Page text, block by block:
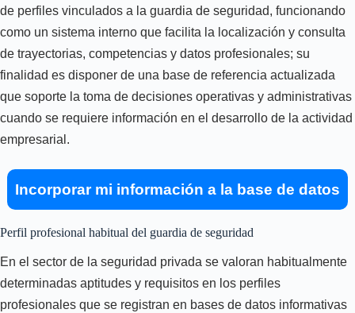
de perfiles vinculados a la guardia de seguridad, funcionando
como un sistema interno que facilita la localización y consulta
de trayectorias, competencias y datos profesionales; su
finalidad es disponer de una base de referencia actualizada
que soporte la toma de decisiones operativas y administrativas
cuando se requiere información en el desarrollo de la actividad
empresarial.
Incorporar mi información a la base de datos
Perfil profesional habitual del guardia de seguridad
En el sector de la seguridad privada se valoran habitualmente
determinadas aptitudes y requisitos en los perfiles
profesionales que se registran en bases de datos informativas